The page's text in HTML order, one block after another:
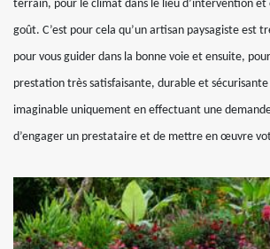
terrain, pour le climat dans le lieu d’intervention et
goût. C’est pour cela qu’un artisan paysagiste est
pour vous guider dans la bonne voie et ensuite,
prestation très satisfaisante, durable et
imaginable uniquement en effectuant une
d’engager un prestataire et de mettre en œuvre